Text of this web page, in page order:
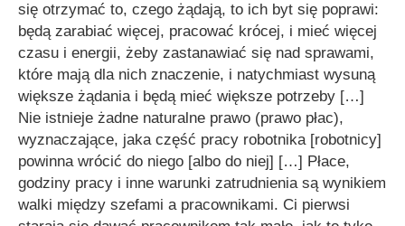
się otrzymać to, czego żądają, to ich byt się poprawi:
będą zarabiać więcej, pracować krócej, i mieć więcej
czasu i energii, żeby zastanawiać się nad sprawami,
które mają dla nich znaczenie, i natychmiast wysuną
większe żądania i będą mieć większe potrzeby […]
Nie istnieje żadne naturalne prawo (prawo płac),
wyznaczające, jaka część pracy robotnika [robotnicy]
powinna wrócić do niego [albo do niej] […] Płace,
godziny pracy i inne warunki zatrudnienia są wynikiem
walki między szefami a pracownikami. Ci pierwsi